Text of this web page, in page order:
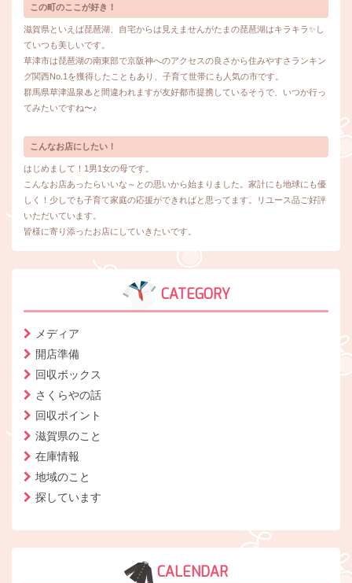
この町のここが好き！
滋賀県といえば琵琶湖、自宅からは見えませんがたまの琵琶湖はキラキラ✨し
ていつも美しいです。
草津市は琵琶湖の南東部で京阪神へのアクセスの良さから住みやすさランキン
グ関西No.1を獲得したこともあり、子育て世帯にも人気の市です。
群馬県草津温泉♨と間違われますが友好都市提携しているそうで、いつか行っ
てみたいですね〜♪
こんなお店にしたい！
はじめまして！1男1女の母です。
こんなお店あったらいいな～との思いから始まりました。家計にも地球にも優
しく！少しでも子育て家庭の応援ができればと思ってます。リユース品ご好評
いただいています。
皆様に寄り添ったお店にしていきたいです。
CATEGORY
メディア
開店準備
回収ボックス
さくらやの話
回収ポイント
滋賀県のこと
在庫情報
地域のこと
探しています
CALENDAR